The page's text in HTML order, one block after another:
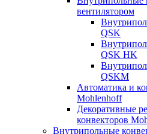
вентилятором
QSK
QSK HK
QSKM
Автоматика и
Mohlenhoff
Декоративные
конвекторов
Внутрипольные